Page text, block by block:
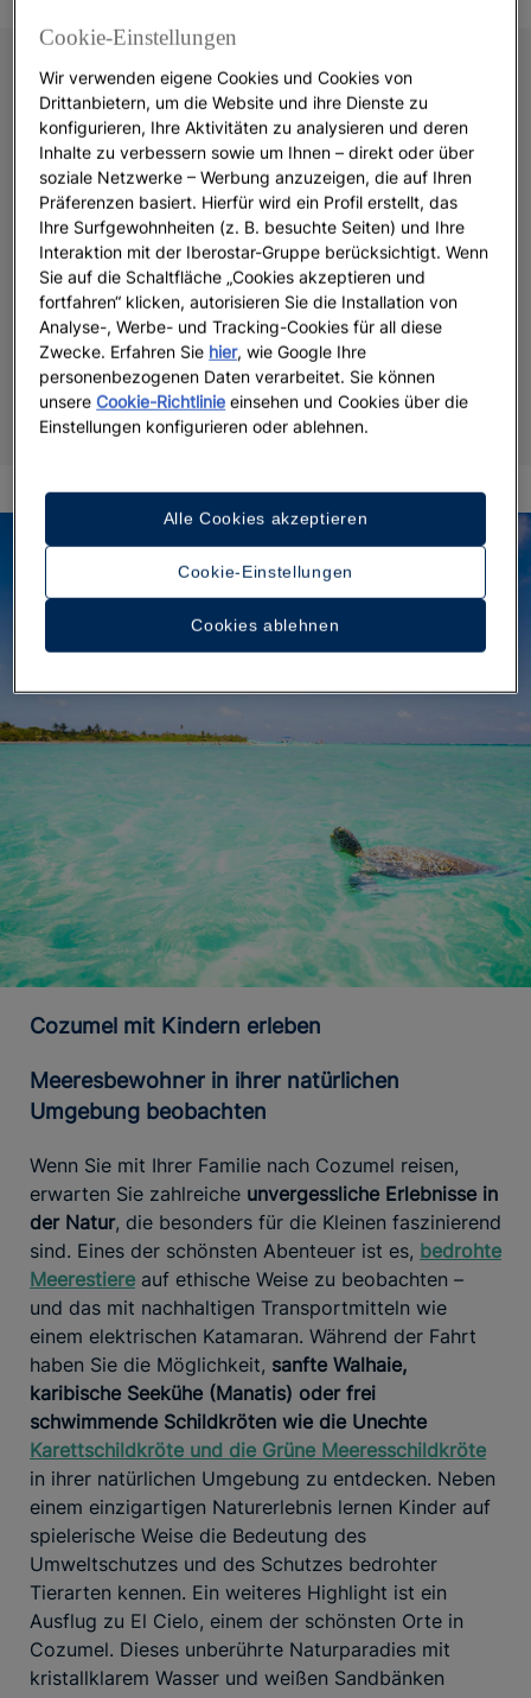
Cozumel mit Kindern erleben
Meeresbewohner in ihrer natürlichen
Umgebung beobachten
Wenn Sie mit Ihrer Familie nach Cozumel reisen,
erwarten Sie zahlreiche unvergessliche Erlebnisse in
der Natur, die besonders für die Kleinen faszinierend
sind. Eines der schönsten Abenteuer ist es, bedrohte
Meerestiere auf ethische Weise zu beobachten –
und das mit nachhaltigen Transportmitteln wie
einem elektrischen Katamaran. Während der Fahrt
haben Sie die Möglichkeit, sanfte Walhaie,
karibische Seekühe (Manatis) oder frei
schwimmende Schildkröten wie die Unechte
Karettschildkröte und die Grüne Meeresschildkröte
in ihrer natürlichen Umgebung zu entdecken. Neben
einem einzigartigen Naturerlebnis lernen Kinder auf
spielerische Weise die Bedeutung des
Umweltschutzes und des Schutzes bedrohter
Tierarten kennen. Ein weiteres Highlight ist ein
Ausflug zu El Cielo, einem der schönsten Orte in
Cozumel. Dieses unberührte Naturparadies mit
kristallklarem Wasser und weißen Sandbänken
Cookie-Einstellungen
Wir verwenden eigene Cookies und Cookies von
Drittanbietern, um die Website und ihre Dienste zu
konfigurieren, Ihre Aktivitäten zu analysieren und deren
Inhalte zu verbessern sowie um Ihnen – direkt oder über
soziale Netzwerke – Werbung anzuzeigen, die auf Ihren
Präferenzen basiert. Hierfür wird ein Profil erstellt, das
Ihre Surfgewohnheiten (z. B. besuchte Seiten) und Ihre
Interaktion mit der Iberostar-Gruppe berücksichtigt. Wenn
Sie auf die Schaltfläche „Cookies akzeptieren und
fortfahren“ klicken, autorisieren Sie die Installation von
Analyse-, Werbe- und Tracking-Cookies für all diese
Zwecke. Erfahren Sie hier, wie Google Ihre
personenbezogenen Daten verarbeitet. Sie können
unsereCookie-Richtlinie einsehen und Cookies über die
Einstellungen konfigurieren oder ablehnen.
Cookie-Einstellungen
Cookies ablehnen
Alle Cookies akzeptieren